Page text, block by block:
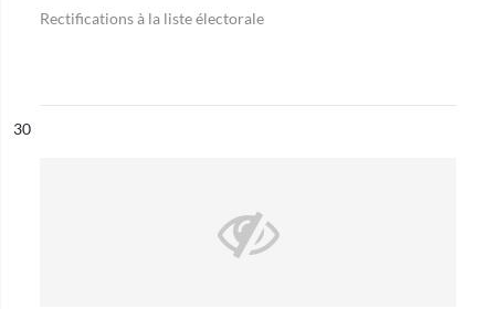
Rectifications à la liste électorale
n°
30